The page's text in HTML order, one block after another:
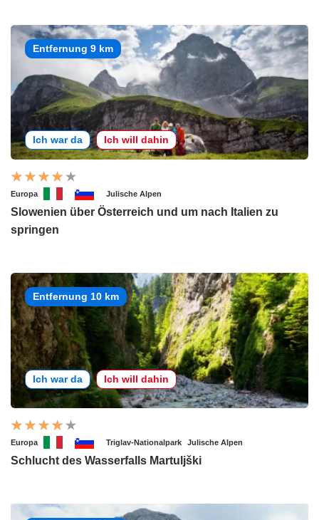
Entfernung 9 km
Ich war da Ich will dahin
Europa Julische Alpen
Slowenien über Österreich und um nach Italien zu
springen
Entfernung 10 km
Ich war da Ich will dahin
Europa Triglav-Nationalpark Julische Alpen
Schlucht des Wasserfalls Martuljški